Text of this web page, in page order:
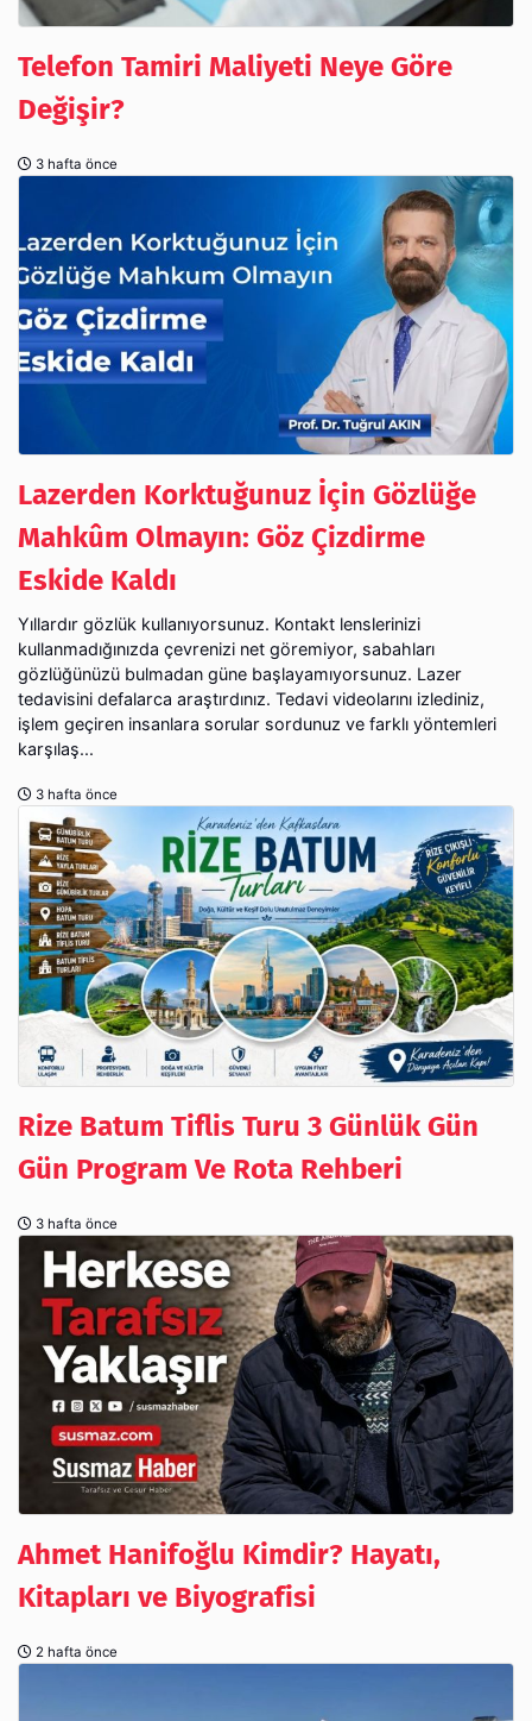
Telefon Tamiri Maliyeti Neye Göre
Değişir?
3 hafta önce
Lazerden Korktuğunuz İçin Gözlüğe
Mahkûm Olmayın: Göz Çizdirme
Eskide Kaldı
Yıllardır gözlük kullanıyorsunuz. Kontakt lenslerinizi
kullanmadığınızda çevrenizi net göremiyor, sabahları
gözlüğünüzü bulmadan güne başlayamıyorsunuz. Lazer
tedavisini defalarca araştırdınız. Tedavi videolarını izlediniz,
işlem geçiren insanlara sorular sordunuz ve farklı yöntemleri
karşılaş...
3 hafta önce
Rize Batum Tiflis Turu 3 Günlük Gün
Gün Program Ve Rota Rehberi
3 hafta önce
Ahmet Hanifoğlu Kimdir? Hayatı,
Kitapları ve Biyografisi
2 hafta önce